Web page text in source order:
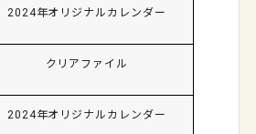
2024年オリジナルカレンダー
クリアファイル
2024年オリジナルカレンダー